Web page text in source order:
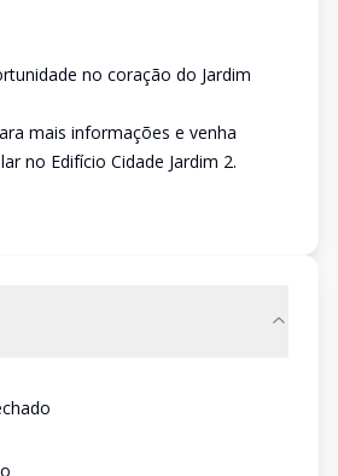
no coração do Jardim
mais informações e venha
no Edifício Cidade Jardim 2.